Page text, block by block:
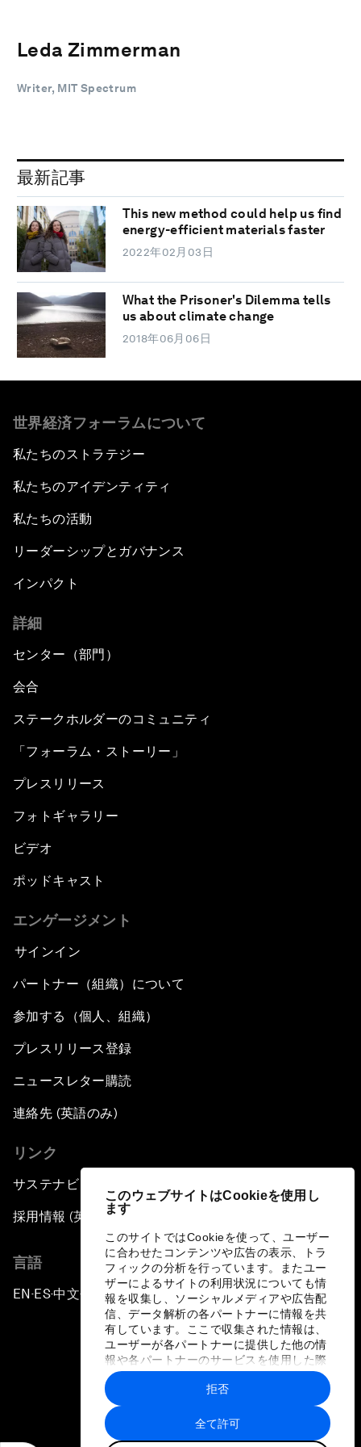
このウェブサイトはCookieを使用し
ます
このサイトではCookieを使って、ユーザー
に合わせたコンテンツや広告の表示、トラ
フィックの分析を行っています。またユー
ザーによるサイトの利用状況についても情
報を収集し、ソーシャルメディアや広告配
信、データ解析の各パートナーに情報を共
有しています。ここで収集された情報は、
ユーザーが各パートナーに提供した他の情
報や各パートナーのサービスを使用した際
に収集された情報と組み合わされ、各パー
トナーによって使用されることがありま
す。
全て許可
拒否
Leda Zimmerman
Writer, MIT Spectrum
最新記事
This new method could help us find
energy-efficient materials faster
2022年02月03日
What the Prisoner's Dilemma tells
us about climate change
2018年06月06日
世界経済フォーラムについて
私たちのストラテジー
私たちのアイデンティティ
私たちの活動
リーダーシップとガバナンス
インパクト
詳細
センター（部門）
会合
ステークホルダーのコミュニティ
「フォーラム・ストーリー」
プレスリリース
フォトギャラリー
ビデオ
ポッドキャスト
エンゲージメント
サインイン
パートナー（組織）について
参加する（個人、組織）
プレスリリース登録
ニュースレター購読
連絡先 (英語のみ)
リンク
サステナビリティへの取り組み
採用情報 (英語のみ)
言語
EN ▪ES▪中文▪ 日本語
プライバシーポリシーと利用規約
サイトマップ